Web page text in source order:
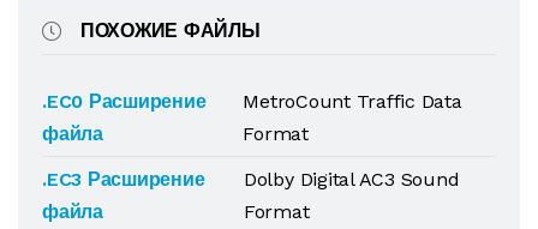
ПОХОЖИЕ ФАЙЛЫ
.EC0 Расширение
файла
MetroCount Traffic Data
Format
.EC3 Расширение
файла
Dolby Digital AC3 Sound
Format